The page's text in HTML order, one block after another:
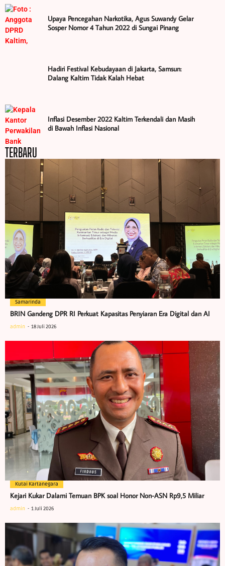
Upaya Pencegahan Narkotika, Agus Suwandy Gelar
Sosper Nomor 4 Tahun 2022 di Sungai Pinang
Hadiri Festival Kebudayaan di Jakarta, Samsun:
Dalang Kaltim Tidak Kalah Hebat
Inflasi Desember 2022 Kaltim Terkendali dan Masih
di Bawah Inflasi Nasional
TERBARU
Samarinda
BRIN Gandeng DPR RI Perkuat Kapasitas Penyiaran Era Digital dan AI
admin 18 Juli 2026
Kutai Kartanegara
Kejari Kukar Dalami Temuan BPK soal Honor Non-ASN Rp9,5 Miliar
admin 1 Juli 2026